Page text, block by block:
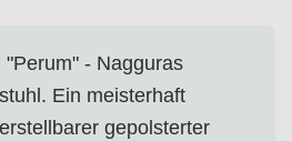
- Nagguras
Ein meisterhaft
gepolsterter